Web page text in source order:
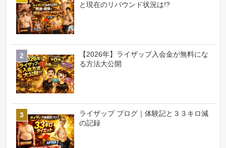
と現在のリバウンド状況は!?
【2026年】ライザップ入会金が無料にな
る方法大公開
ライザップ ブログ｜体験記と３３キロ減
の記録